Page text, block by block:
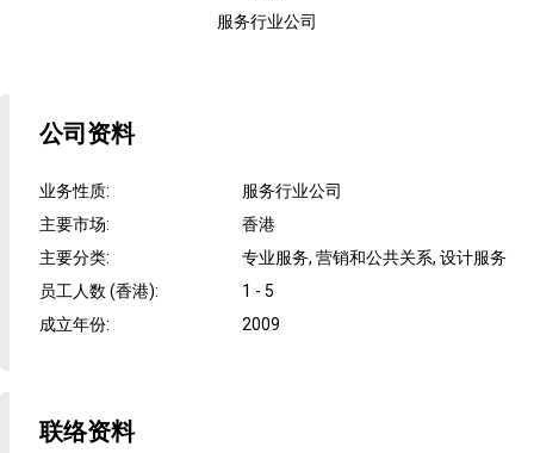
服务行业公司
公司资料
业务性质:
服务行业公司
主要市场:
香港
主要分类:
专业服务, 营销和公共关系, 设计服务
员工人数 (香港):
1 - 5
成立年份: 2009
联络资料